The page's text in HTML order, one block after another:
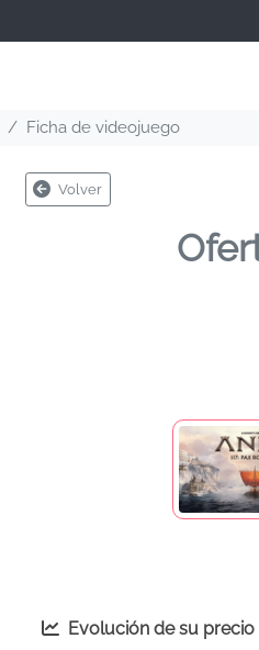
Ficha de videojuego
Volver
Evolución de su precio